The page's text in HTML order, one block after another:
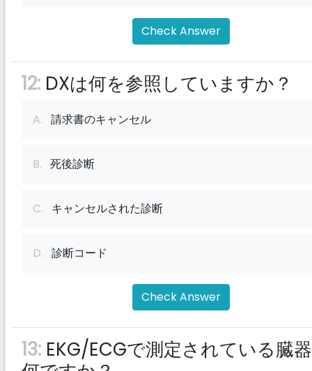
Check Answer
12: DXは何を参照していますか？
A. 請求書のキャンセル
B. 死後診断
C. キャンセルされた診断
D. 診断コード
Check Answer
13: EKG/ECGで測定されている臓